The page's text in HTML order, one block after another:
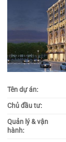
Tên dự án:
Chủ đầu tư:
Quản lý & vận
hành: